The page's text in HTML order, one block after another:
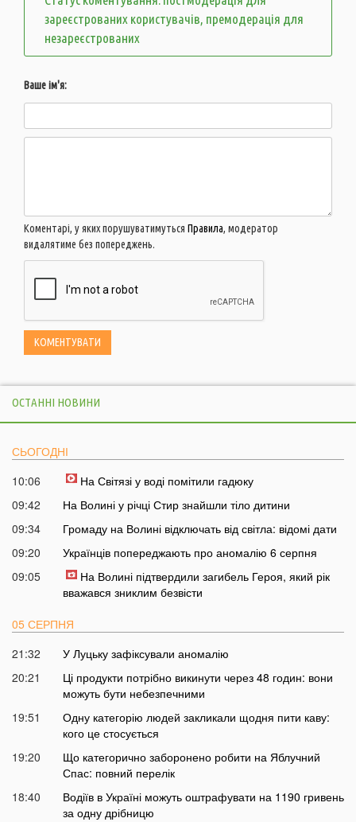
зареєстрованих користувачів, премодерація для
незареєстрованих
Ваше ім'я:
Коментарі, у яких порушуватимуться Правила, модератор
видалятиме без попереджень.
ОСТАННІ НОВИНИ
СЬОГОДНІ
10:06
На Світязі у воді помітили гадюку
09:42
На Волині у річці Стир знайшли тіло дитини
09:34
Громаду на Волині відключать від світла: відомі дати
09:20
Українців попереджають про аномалію 6 серпня
09:05
На Волині підтвердили загибель Героя, який рік
вважався зниклим безвісти
05 СЕРПНЯ
21:32
У Луцьку зафіксували аномалію
20:21
Ці продукти потрібно викинути через 48 годин: вони
можуть бути небезпечними
19:51
Одну категорію людей закликали щодня пити каву:
кого це стосується
19:20
Що категорично заборонено робити на Яблучний
Спас: повний перелік
18:40
Водіїв в Україні можуть оштрафувати на 1190 гривень
за одну дрібницю